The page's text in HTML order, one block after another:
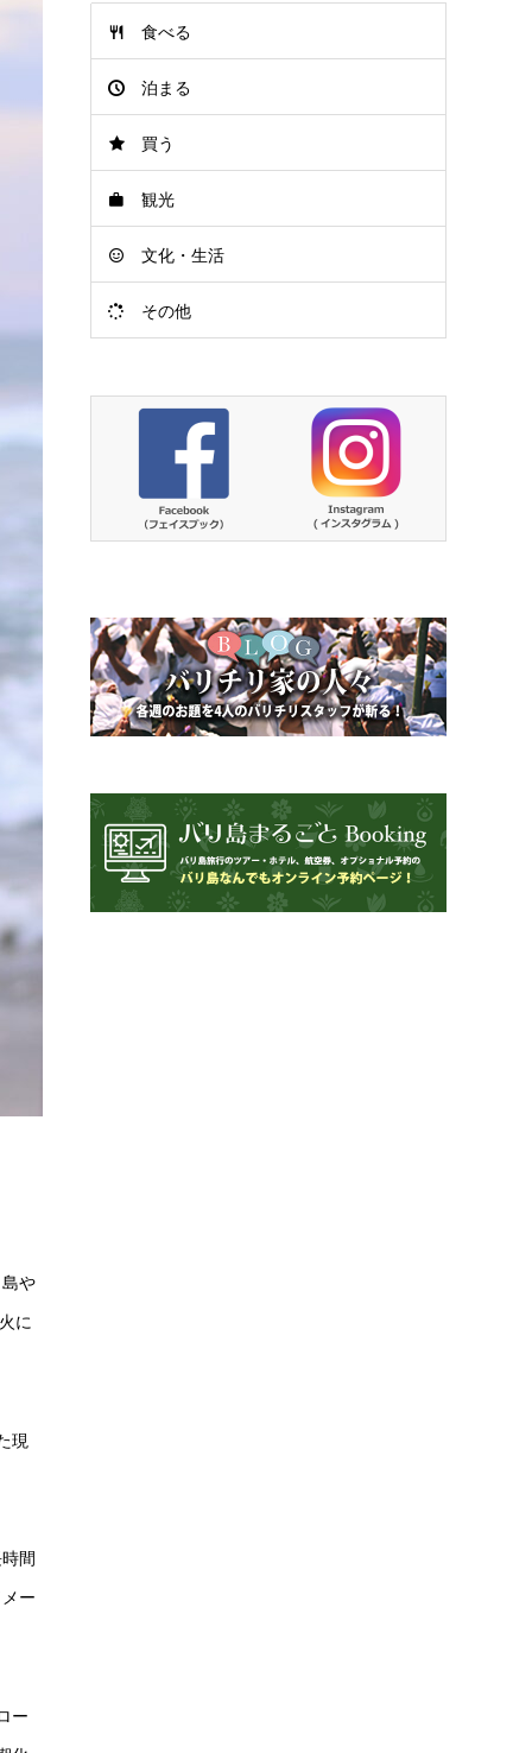
や
に
現
間
ー
ー
食べる
泊まる
買う
観光
文化・生活
その他